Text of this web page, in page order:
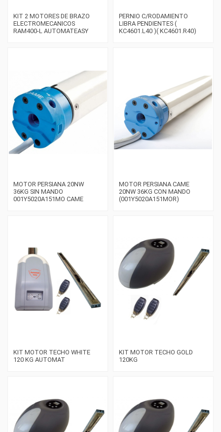
KIT 2 MOTORES DE BRAZO
ELECTROMECANICOS
RAM400-L AUTOMATEASY
PERNIO C/RODAMIENTO
LIBRA PENDIENTES (
KC4601.L40 )( KC4601.R40)
MOTOR PERSIANA 20NW
36KG SIN MANDO
001Y5020A151MO CAME
MOTOR PERSIANA CAME
20NW 36KG CON MANDO
(001Y5020A151MOR)
KIT MOTOR TECHO WHITE
120 KG AUTOMAT
KIT MOTOR TECHO GOLD
120KG